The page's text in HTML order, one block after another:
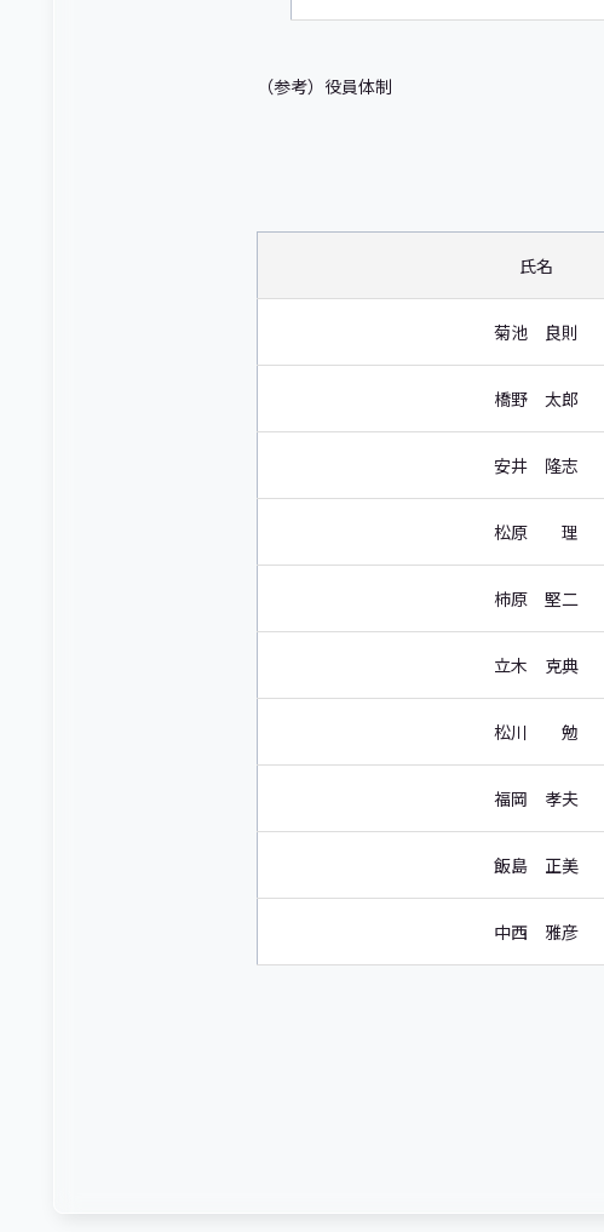
（参考）役員体制
氏名
菊池 良則
橋野 太郎
安井 隆志
松原 理
柿原 堅二
立木 克典
松川 勉
福岡 孝夫
飯島 正美
中西 雅彦